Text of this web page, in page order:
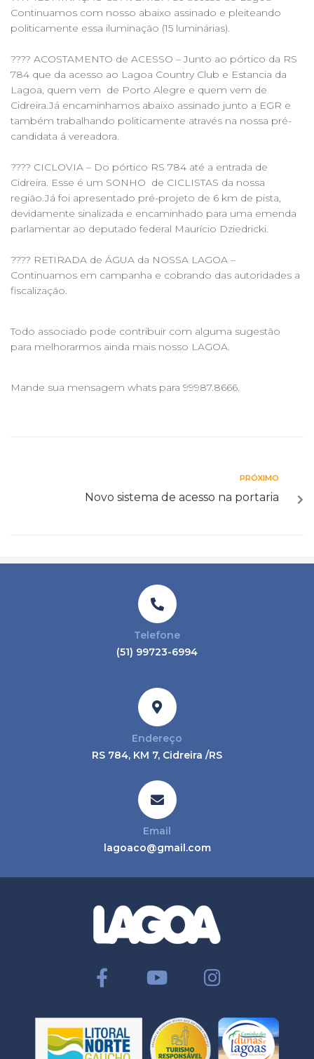
Continuamos com nosso abaixo assinado e pleiteando
politicamente essa iluminação (15 luminárias).
???? ACOSTAMENTO de ACESSO – Junto ao pórtico da RS
784 que da acesso ao Lagoa Country Club e Estancia da
Lagoa, quem vem de Porto Alegre e quem vem de
Cidreira.Já encaminhamos abaixo assinado junto a EGR e
também trabalhando politicamente através na nossa pré-
candidata á vereadora.
???? CICLOVIA – Do pórtico RS 784 até a entrada de
Cidreira. Esse é um SONHO de CICLISTAS da nossa
região.Já foi apresentado pré-projeto de 6 km de pista,
devidamente sinalizada e encaminhado para uma emenda
parlamentar ao deputado federal Maurício Dziedricki.
???? RETIRADA de ÁGUA da NOSSA LAGOA –
Continuamos em campanha e cobrando das autoridades a
fiscalização.
Todo associado pode contribuir com alguma sugestão
para melhorarmos ainda mais nosso LAGOA.
Mande sua mensagem whats para 99987.8666.
PRÓXIMO
Novo sistema de acesso na portaria
Telefone
(51) 99723-6994
Endereço
RS 784, KM 7, Cidreira /RS
Email
lagoaco@gmail.com